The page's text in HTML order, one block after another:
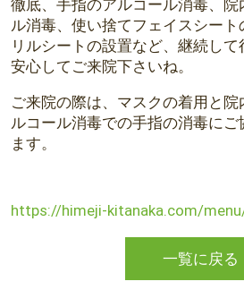
徹底、手指のアルコール消毒、
ル消毒、使い捨てフェイスシート
リルシートの設置など、継続して
安心してご来院下さいね。
ご来院の際は、マスクの着用と
ルコール消毒での手指の消毒に
ます。
https://himeji-kitanaka.com/
一覧に戻る